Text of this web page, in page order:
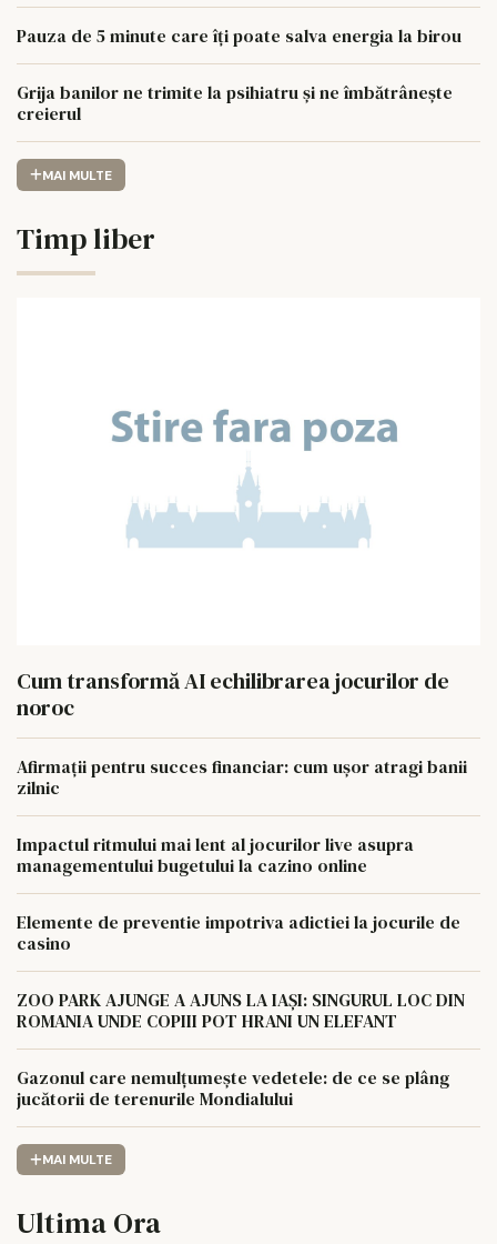
Pauza de 5 minute care îți poate salva energia la birou
Grija banilor ne trimite la psihiatru și ne îmbătrânește
creierul
MAI MULTE
Timp liber
Cum transformă AI echilibrarea jocurilor de
noroc
Afirmații pentru succes financiar: cum ușor atragi banii
zilnic
Impactul ritmului mai lent al jocurilor live asupra
managementului bugetului la cazino online
Elemente de preventie impotriva adictiei la jocurile de
casino
ZOO PARK AJUNGE A AJUNS LA IAȘI: SINGURUL LOC DIN
ROMANIA UNDE COPIII POT HRANI UN ELEFANT
Gazonul care nemulțumește vedetele: de ce se plâng
jucătorii de terenurile Mondialului
MAI MULTE
Ultima Ora